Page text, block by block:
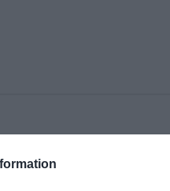
József Színház. Október
Tamás) a társulat
körében is rendkívül